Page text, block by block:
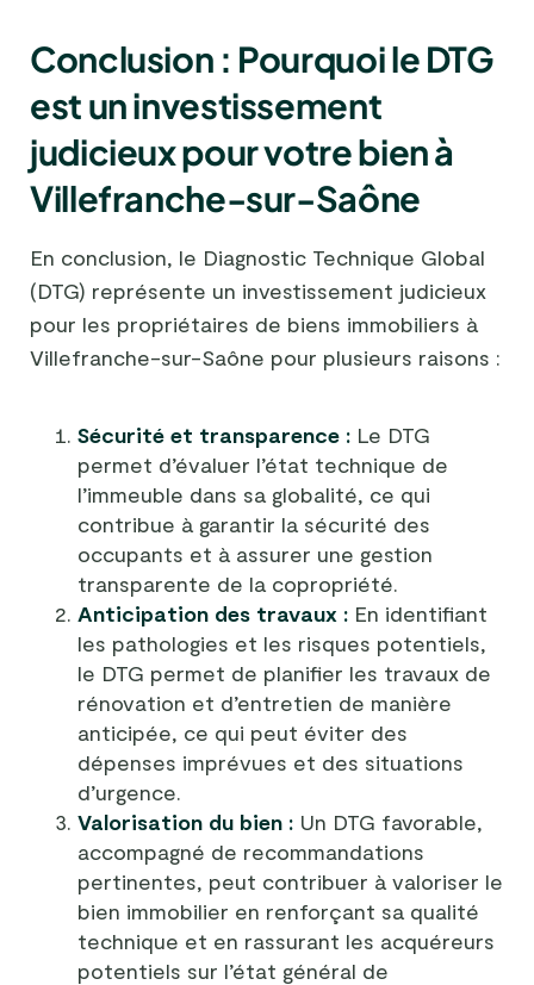
Conclusion : Pourquoi le DTG
est un investissement
judicieux pour votre bien à
Villefranche-sur-Saône
En conclusion, le Diagnostic Technique Global
(DTG) représente un investissement judicieux
pour les propriétaires de biens immobiliers à
Villefranche-sur-Saône pour plusieurs raisons :
Sécurité et transparence : Le DTG
permet d’évaluer l’état technique de
l’immeuble dans sa globalité, ce qui
contribue à garantir la sécurité des
occupants et à assurer une gestion
transparente de la copropriété.
Anticipation des travaux : En identifiant
les pathologies et les risques potentiels,
le DTG permet de planifier les travaux de
rénovation et d’entretien de manière
anticipée, ce qui peut éviter des
dépenses imprévues et des situations
d’urgence.
Valorisation du bien : Un DTG favorable,
accompagné de recommandations
pertinentes, peut contribuer à valoriser le
bien immobilier en renforçant sa qualité
technique et en rassurant les acquéreurs
potentiels sur l’état général de